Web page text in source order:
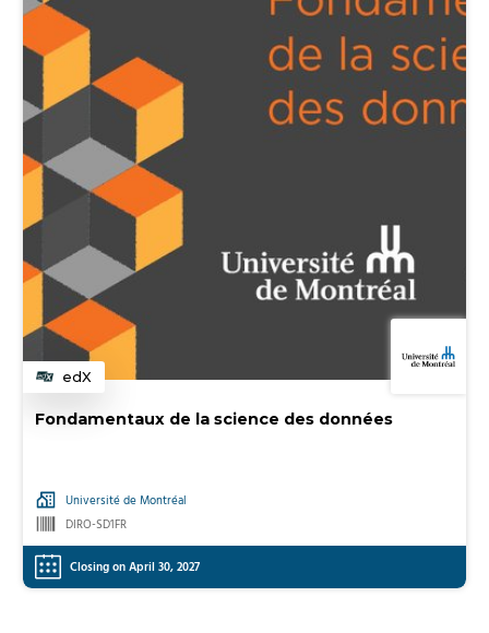
Fondamentaux de la science des données
Université de Montréal
DIRO-SD1FR
Category
edX
Closing on April 30, 2027